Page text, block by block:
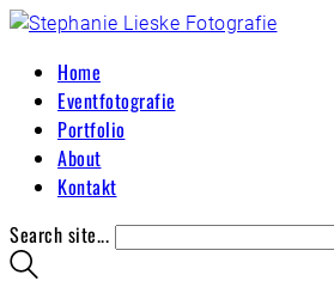
Home
Eventfotografie
Portfolio
About
Kontakt
Search site...